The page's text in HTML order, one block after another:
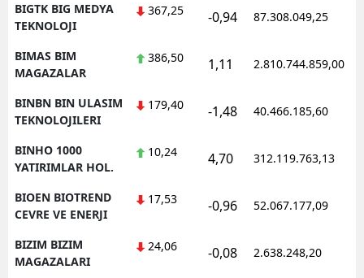
BIGTK BIG MEDYA
TEKNOLOJI
367,25 -0,94 87.308.049,25
BIMAS BIM
MAGAZALAR
386,50 1,11 2.810.744.859,00
BINBN BIN ULASIM
TEKNOLOJILERI
179,40 -1,48 40.466.185,60
BINHO 1000
YATIRIMLAR HOL.
10,24 4,70 312.119.763,13
BIOEN BIOTREND
CEVRE VE ENERJI
17,53 -0,96 52.067.177,09
BIZIM BIZIM
MAGAZALARI
24,06 -0,08 2.638.248,20